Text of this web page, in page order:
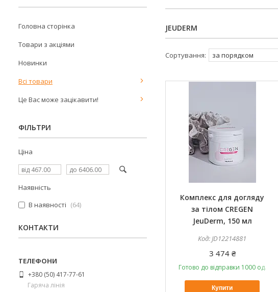
JEUDERM
Комплекс для догляду
за тілом CREGEN
JeuDerm, 150 мл
JD12214881
3 474 ₴
Готово до відправки 1000 од.
Купити
Головна сторінка
Товари з акціями
Новинки
Всі товари
Це Вас може зацікавити!
ФІЛЬТРИ
Ціна
Наявність
В наявності
64
КОНТАКТИ
+380 (50) 417-77-61
Гаряча лінія